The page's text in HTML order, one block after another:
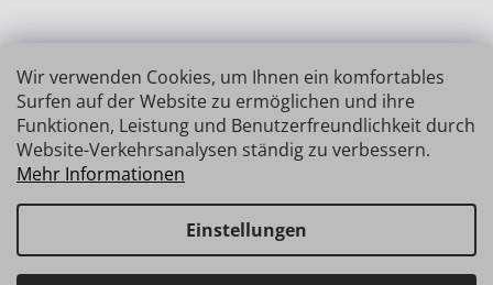
Wir verwenden Cookies, um Ihnen ein komfortables
Surfen auf der Website zu ermöglichen und ihre
Funktionen, Leistung und Benutzerfreundlichkeit durch
Website-Verkehrsanalysen ständig zu verbessern.
Mehr Informationen
Einstellungen
Erstellt von Shoptet
Copyright 2026INSIZE | MESSTECHNIK. Alle Rechte